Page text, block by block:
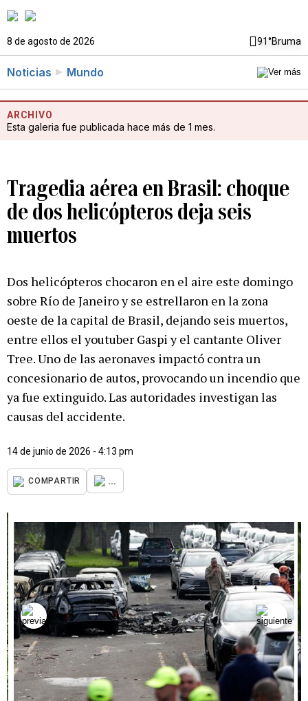
8 de agosto de 2026 91°Bruma
Noticias Mundo
ARCHIVO
Esta galeria fue publicada hace más de 1 mes.
Tragedia aérea en Brasil: choque
de dos helicópteros deja seis
muertos
Dos helicópteros chocaron en el aire este domingo
sobre Río de Janeiro y se estrellaron en la zona
oeste de la capital de Brasil, dejando seis muertos,
entre ellos el youtuber Gaspi y el cantante Oliver
Tree. Uno de las aeronaves impactó contra un
concesionario de autos, provocando un incendio que
ya fue extinguido. Las autoridades investigan las
causas del accidente.
14 de junio de 2026 - 4:13 pm
COMPARTIR ...